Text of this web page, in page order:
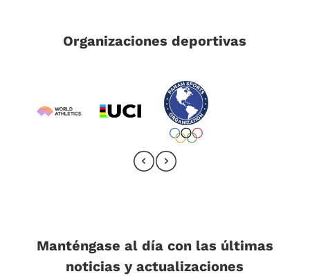
Organizaciones deportivas
Manténgase al día con las últimas
noticias y actualizaciones